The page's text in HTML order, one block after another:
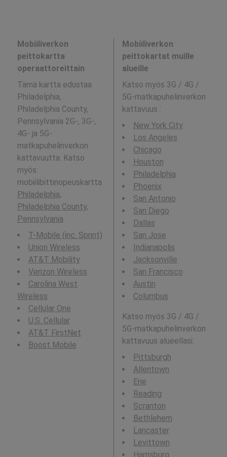
Mobiiliverkon
peittokartta
operaattoreittain
Tämä kartta edustaa
Philadelphia,
Philadelphia County,
Pennsylvania 2G-, 3G-,
4G- ja 5G-
matkapuhelinverkon
kattavuutta. Katso
myös:
mobiilibittinopeuskartta
Philadelphia,
Philadelphia County,
Pennsylvania.
T-Mobile (inc. Sprint)
Union Wireless
AT&T Mobility
Verizon Wireless
Carolina West
Wireless
Cellular One
U.S. Cellular
AT&T FirstNet
Boost Mobile
Mobiiliverkon
peittokartat muille
alueille
Katso myös 3G / 4G /
5G-matkapuhelinverkon
kattavuus :
New York City
Los Angeles
Chicago
Houston
Philadelphia
Phoenix
San Antonio
San Diego
Dallas
San Jose
Indianapolis
Jacksonville
San Francisco
Austin
Columbus
Katso myös 3G / 4G /
5G-matkapuhelinverkon
kattavuus alueellasi:
Pittsburgh
Allentown
Erie
Reading
Scranton
Bethlehem
Lancaster
Levittown
Harrisburg